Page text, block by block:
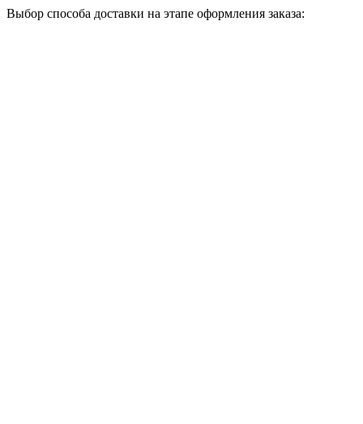
Выбор способа доставки на этапе оформления заказа: